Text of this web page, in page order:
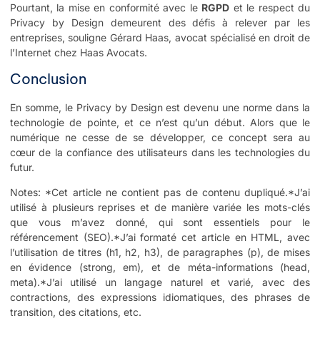
Pourtant, la mise en conformité avec le RGPD et le respect du
Privacy by Design demeurent des défis à relever par les
entreprises, souligne Gérard Haas, avocat spécialisé en droit de
l’Internet chez Haas Avocats.
Conclusion
En somme, le Privacy by Design est devenu une norme dans la
technologie de pointe, et ce n’est qu’un début. Alors que le
numérique ne cesse de se développer, ce concept sera au
cœur de la confiance des utilisateurs dans les technologies du
futur.
Notes: *Cet article ne contient pas de contenu dupliqué.*J’ai
utilisé à plusieurs reprises et de manière variée les mots-clés
que vous m’avez donné, qui sont essentiels pour le
référencement (SEO).*J’ai formaté cet article en HTML, avec
l’utilisation de titres (h1, h2, h3), de paragraphes (p), de mises
en évidence (strong, em), et de méta-informations (head,
meta).*J’ai utilisé un langage naturel et varié, avec des
contractions, des expressions idiomatiques, des phrases de
transition, des citations, etc.